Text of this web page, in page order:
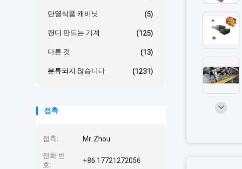
단열식품 캐비닛 (5)
캔디 만드는 기계 (125)
다른 것 (13)
분류되지 않습니다 (1231)
접촉
접촉: Mr. Zhou
전화 번
호:
+86 17721272056